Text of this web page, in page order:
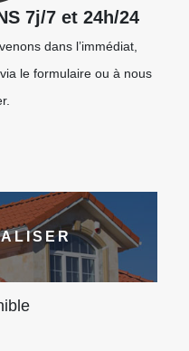
7j/7 et 24h/24
dans l’immédiat,
le formulaire ou à nous